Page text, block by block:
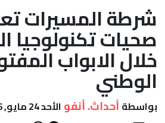
الصحراءشرطة المسيرات
صحيات تكنولوجيا
خلال الابواب
الوطني
بواسطة أحداث. أنفو الأحد 24 مايو, 2026 - 11:37